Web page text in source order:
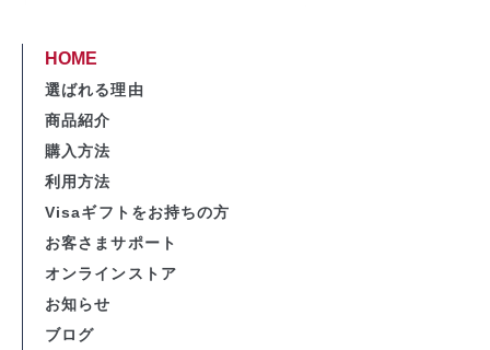
HOME
選ばれる理由
商品紹介
購入方法
利用方法
Visaギフトをお持ちの方
お客さまサポート
オンラインストア
お知らせ
ブログ